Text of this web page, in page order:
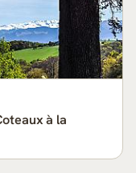
à la